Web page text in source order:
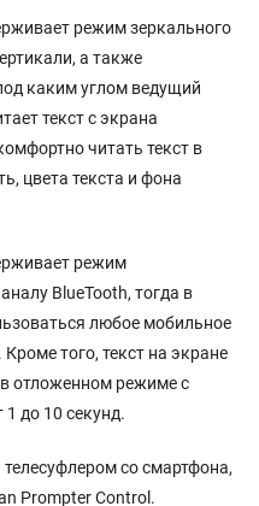
режим зеркального
а также
каким углом ведущий
текст с экрана
читать текст в
цвета текста и фона
режим
BlueTooth, тогда в
любое мобильное
того, текст на экране
отложенном режиме с
до 10 секунд.
со смартфона,
Prompter Control.